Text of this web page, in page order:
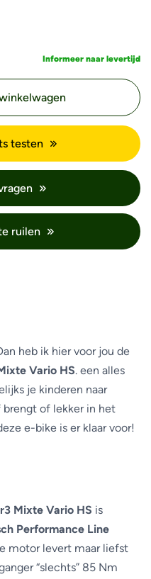
Informeer naar levertijd
testen
ruilen
heb ik hier voor jou de
Vario HS. een alles
je kinderen naar
of lekker in het
e-bike is er klaar voor!
Mixte Vario HS is
Performance Line
motor levert maar liefst
“slechts” 85 Nm